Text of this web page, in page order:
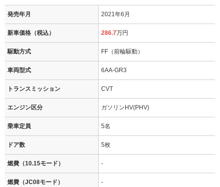
発売年月 2021年6月
新車価格（税込） 286.7万円
駆動方式 FF（前輪駆動）
車両型式 6AA-GR3
トランスミッション CVT
エンジン区分 ガソリンHV(PHV)
乗車定員 5名
ドア数 5枚
燃費（10.15モード） -
燃費（JC08モード） -